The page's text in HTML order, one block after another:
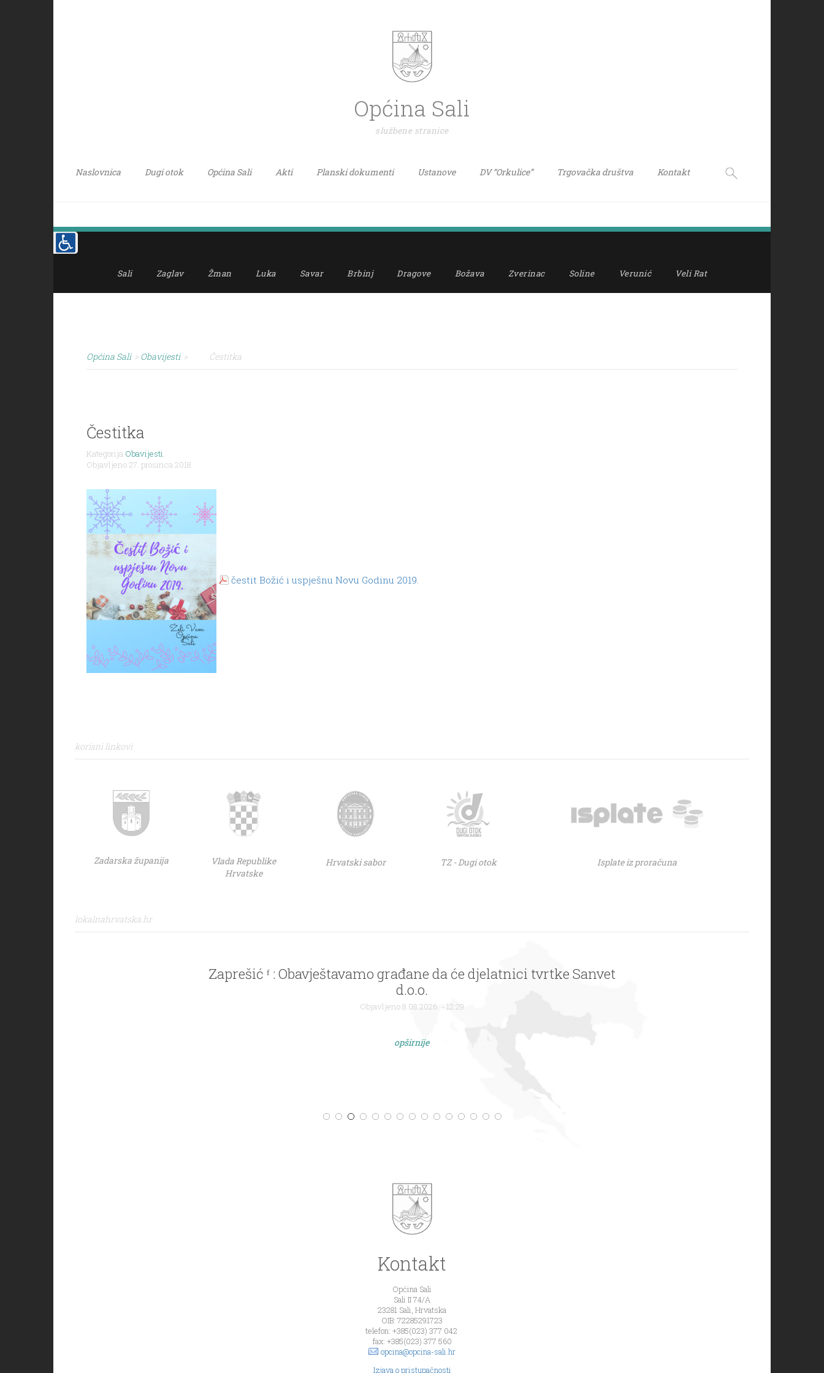
Općina Sali
službene stranice
Naslovnica Dugi otok Općina Sali Akti Planski dokumenti Ustanove DV “Orkulice” Trgovačka društva Kontakt
Sali Zaglav Žman Luka Savar Brbinj Dragove Božava Zverinac Soline Verunić Veli Rat
Općina Sali > Obavijesti > Čestitka
Čestitka
Kategorija Obavijesti,
Objavljeno 27. prosinca 2018.
čestit Božić i uspješnu Novu Godinu 2019.
korisni linkovi
Zadarska županija
Vlada Republike
Hrvatske
Hrvatski sabor TZ - Dugi otok Isplate iz proračuna
lokalnahrvatska.hr
Zaprešić ᶠ : Obavještavamo građane da će djelatnici tvrtke Sanvet
d.o.o.
Objavljeno 8.08.2026. - 12:29
opširnije
Kontakt
Općina Sali
Sali II 74/A
23281 Sali, Hrvatska
OIB: 72285291723
telefon: +385(023) 377 042
fax: +385(023) 377 560
opcina@opcina-sali.hr
Izjava o pristupačnosti